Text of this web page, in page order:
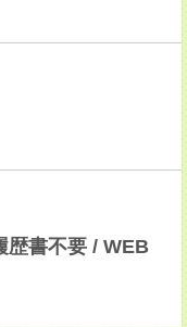
歴書不要 / WEB